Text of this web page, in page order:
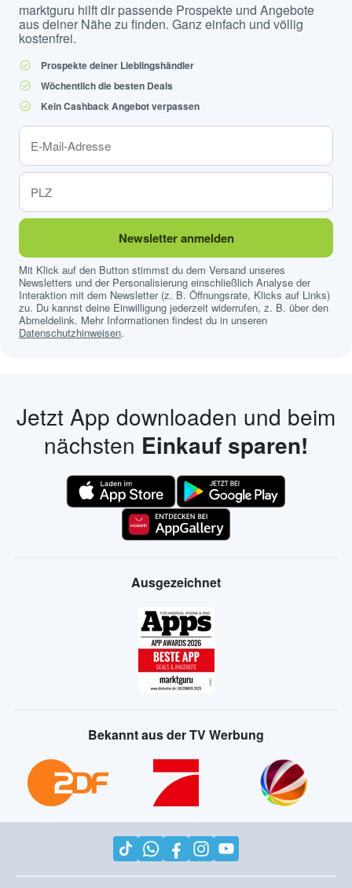
marktguru hilft dir passende Prospekte und Angebote
aus deiner Nähe zu finden. Ganz einfach und völlig
kostenfrei.
Prospekte deiner Lieblingshändler
Wöchentlich die besten Deals
Kein Cashback Angebot verpassen
Newsletter anmelden
Mit Klick auf den Button stimmst du dem Versand unseres
Newsletters und der Personalisierung einschließlich Analyse der
Interaktion mit dem Newsletter (z. B. Öffnungsrate, Klicks auf Links)
zu. Du kannst deine Einwilligung jederzeit widerrufen, z. B. über den
Abmeldelink. Mehr Informationen findest du in unseren
Datenschutzhinweisen.
Jetzt App downloaden und beim
nächsten Einkauf sparen!
Ausgezeichnet
Bekannt aus der TV Werbung